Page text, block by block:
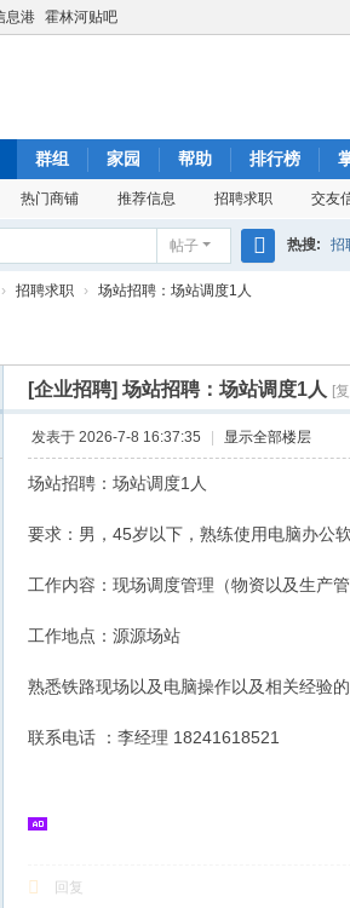
息港 霍林河贴吧
群组 家园 帮助 排行榜
热门商铺 推荐信息 招聘求职 交友
帖子 热搜: 招
› 招聘求职 › 场站招聘：场站调度1人
[企业招聘] 场站招聘：场站调度1人 [
发表于 2026-7-8 16:37:35 显示全部楼层
场站招聘：场站调度1人
要求：男，45岁以下，熟练使用电脑办公
工作内容：现场调度管理（物资以及生产
工作地点：源源场站
熟悉铁路现场以及电脑操作以及相关经验
联系电话 ：李经理 18241618521
回复